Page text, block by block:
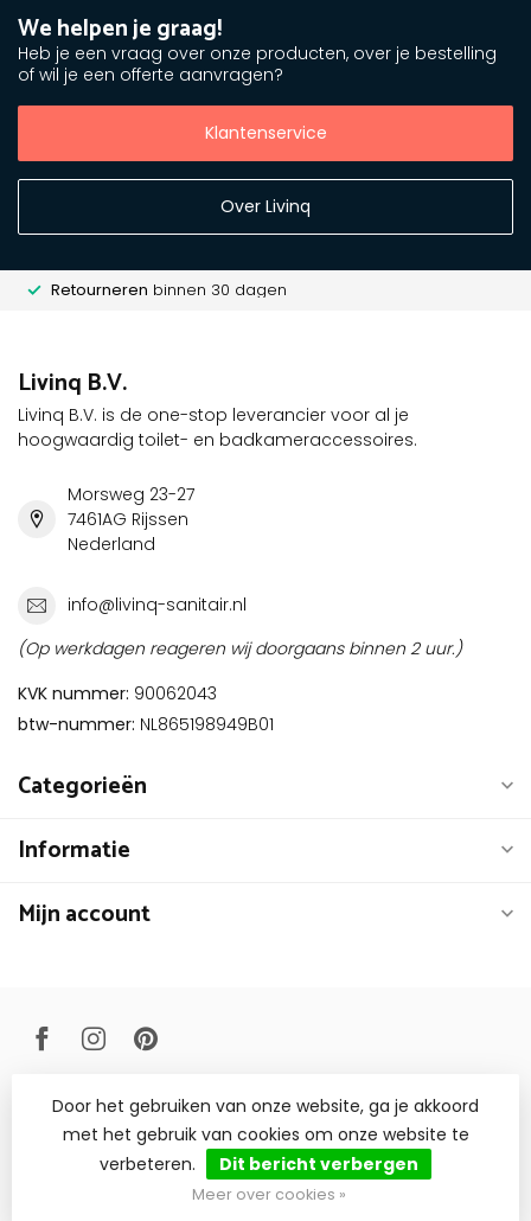
We helpen je graag!
Heb je een vraag over onze producten, over je bestelling
of wil je een offerte aanvragen?
Klantenservice
Over Livinq
Retourneren binnen 30 dagen
Livinq B.V.
Livinq B.V. is de one-stop leverancier voor al je
hoogwaardig toilet- en badkameraccessoires.
Morsweg 23-27
7461AG Rijssen
Nederland
info@livinq-sanitair.nl
(Op werkdagen reageren wij doorgaans binnen 2 uur.)
KVK nummer: 90062043
btw-nummer: NL865198949B01
Categorieën
Informatie
Mijn account
© Copyright 2026 Livinq B.V.
Door het gebruiken van onze website, ga je akkoord
met het gebruik van cookies om onze website te
verbeteren.
Dit bericht verbergen
Meer over cookies »